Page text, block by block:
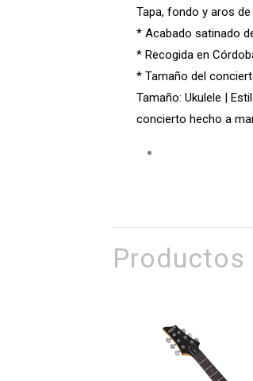
Tapa, fondo y aros de
* Acabado satinado
* Recogida en
* Tamaño del
Tamaño: Ukulele |
concierto hecho a